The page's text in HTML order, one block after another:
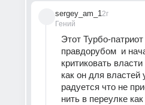
sergey_am_1
Гений
2г
Этот Турбо-
правдорубом  и
критиковать
как он для властей
радуется что не
нить в переулке